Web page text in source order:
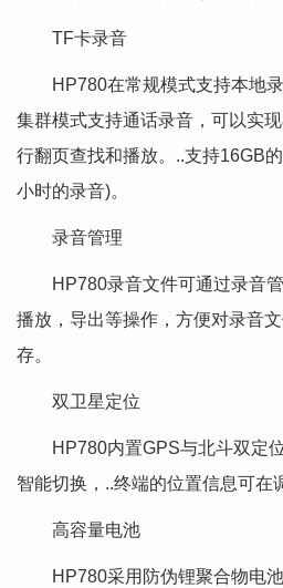
TF卡录音
HP780在常规模式支持本地录
集群模式支持通话录音，可以实
行翻页查找和播放。..支持16GB
小时的录音)。
录音管理
HP780录音文件可通过录音管
播放，导出等操作，方便对录音
存。
双卫星定位
HP780内置GPS与北斗双定位
智能切换，..终端的位置信息可在
高容量电池
HP780采用防伪锂聚合物电池